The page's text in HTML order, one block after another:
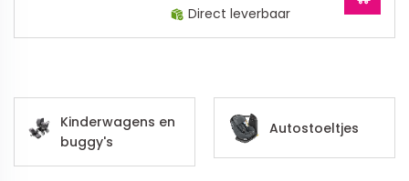
Direct leverbaar
Kinderwagens en
buggy's
Autostoeltjes